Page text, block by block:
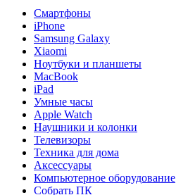
Смартфоны
iPhone
Samsung Galaxy
Xiaomi
Ноутбуки и планшеты
MacBook
iPad
Умные часы
Apple Watch
Наушники и колонки
Телевизоры
Техника для дома
Аксессуары
Компьютерное оборудование
Собрать ПК